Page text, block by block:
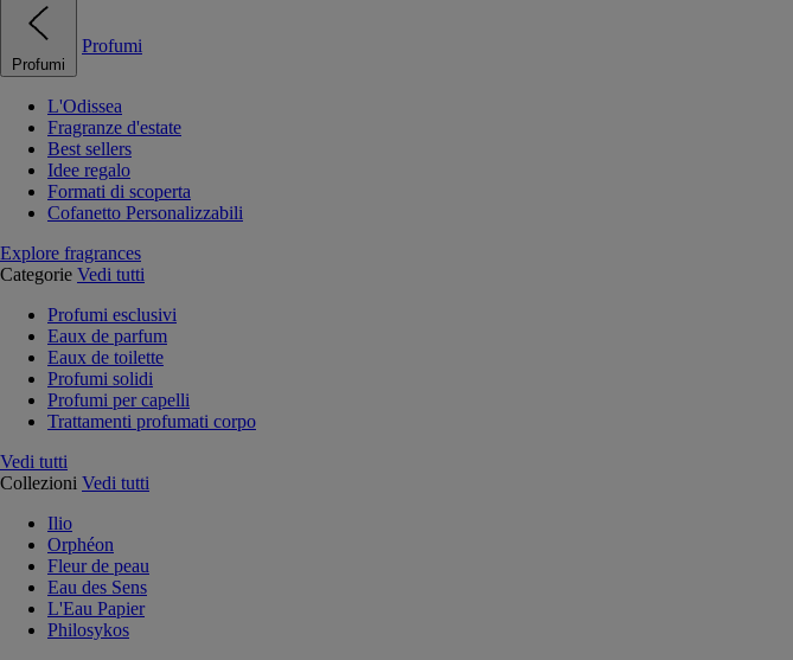
Profumi
Profumi
L'Odissea
Fragranze d'estate
Best sellers
Idee regalo
Formati di scoperta
Cofanetto Personalizzabili
Explore fragrances
Categorie Vedi tutti
Profumi esclusivi
Eaux de parfum
Eaux de toilette
Profumi solidi
Profumi per capelli
Trattamenti profumati corpo
Vedi tutti
Collezioni Vedi tutti
Ilio
Orphéon
Fleur de peau
Eau des Sens
L'Eau Papier
Philosykos